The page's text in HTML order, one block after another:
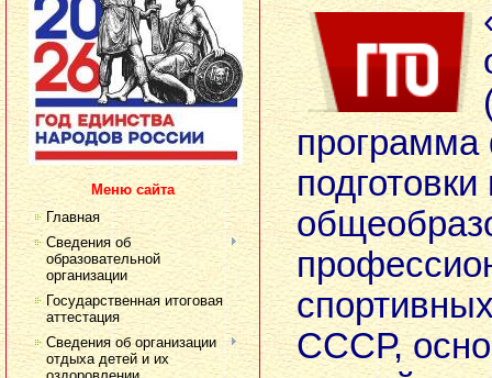
Меню сайта
Главная
Сведения об
образовательной
организации
Государственная итоговая
аттестация
Сведения об организации
отдыха детей и их
программа
подготовки
СССР,